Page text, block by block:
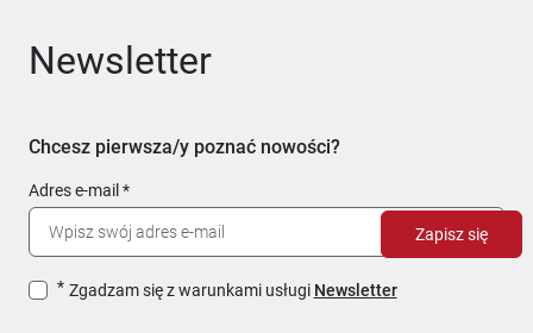
Newsletter
Chcesz pierwsza/y poznać nowości?
Adres e-mail
Zgadzam się z warunkami usługi Newsletter
Zapisz się